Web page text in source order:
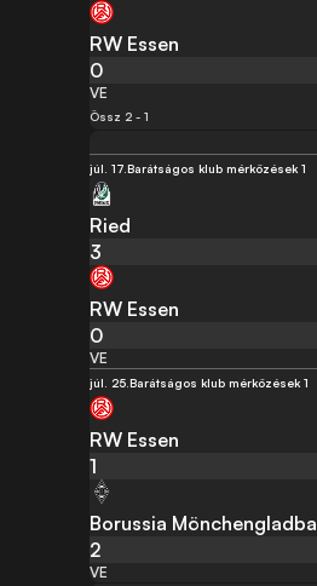
RW Essen
0
VE
Össz 2 - 1
júl. 17.Barátságos klub mérközések 1
Ried
3
RW Essen
0
VE
júl. 25.Barátságos klub mérközések 1
RW Essen
1
Borussia
2
VE